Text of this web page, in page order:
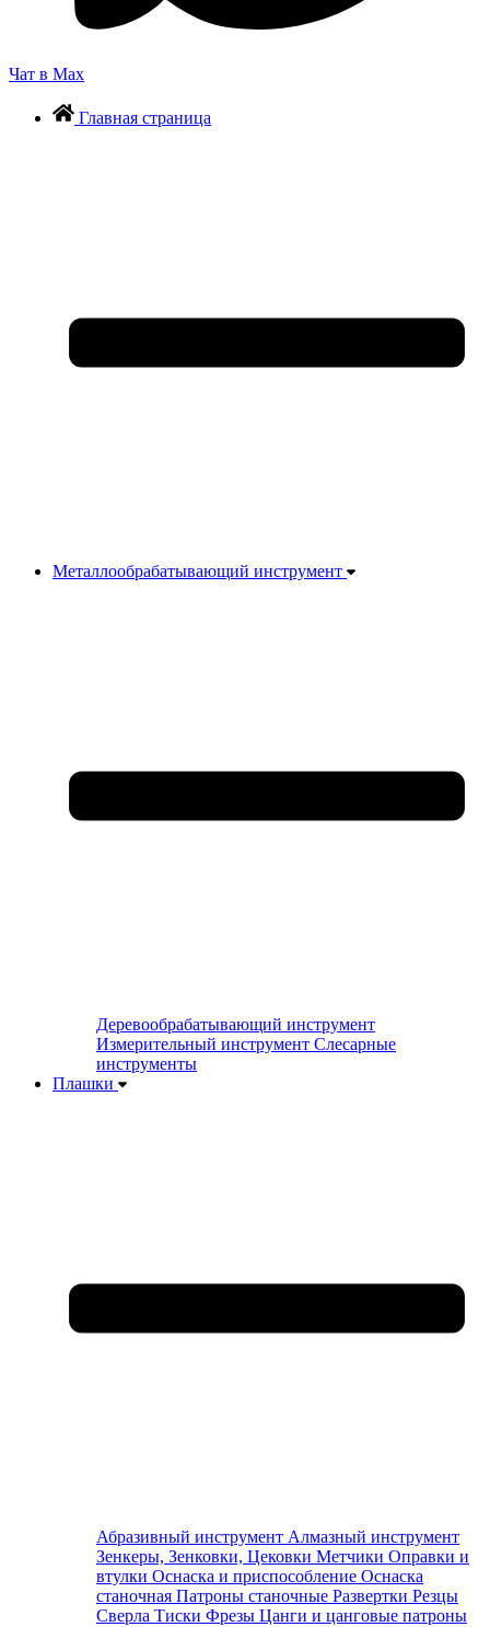
Чат в Max
Главная страница
Металлообрабатывающий инструмент
Деревообрабатывающий инструмент
Измерительный инструмент Слесарные
инструменты
Плашки
Абразивный инструмент Алмазный инструмент
Зенкеры, Зенковки, Цековки Метчики Оправки и
втулки Оснаска и приспособление Оснаска
станочная Патроны станочные Развертки Резцы
Сверла Тиски Фрезы Цанги и цанговые патроны